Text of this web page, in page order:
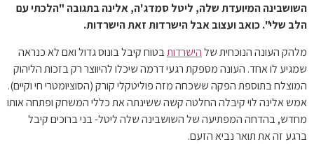
השושבינה המיועדת שלה, ליטל סמדג'ה, אלינה בתגובה "הלכתי עם
הלב שלי". כואב ועצוב אבל הישרדות זאת הישרדות.
מלהק העונה הנוכחית שלהישרדותבטוח קיבל בונוס גדול ואם לא כנראה
שמגיע לו אחד. העונה מספקת רגעי דרמה שיכלו להיווצר רק בזכות הליהוק
המוצלח בתוספת הפקה ששכחה מזה פוליטקלי קורק (הסוציומטרי חי וקיים).
אמש אלינה לוי קיבלה החלטה קשה ששינתה את כללי המשחק ופתחה אותו
מחדש, בהדחה המפתיעה של השושבינה שלה ליטל- בני ברוכים קיבל
ברגע זה את תואר נביא הזעם.